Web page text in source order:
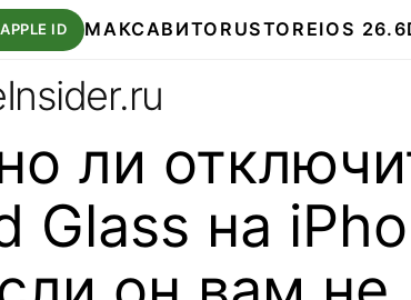
ID МАКСАВИТО RUSTOREIOS 26.6
ли
Glass на